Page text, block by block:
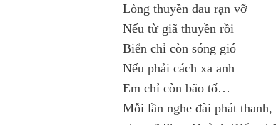
Lòng thuyền đau rạn vỡ
Nếu từ giã thuyền rồi
Biển chỉ còn sóng gió
Nếu phải cách xa anh
Em chỉ còn bão tố…
Mỗi lần nghe đài phát